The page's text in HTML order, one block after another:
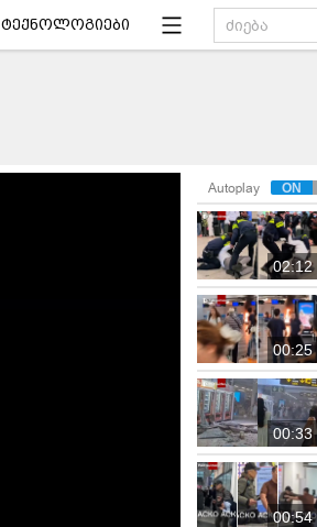
ტექნოლოგიები
Autoplay
02:12
00:25
00:33
00:54